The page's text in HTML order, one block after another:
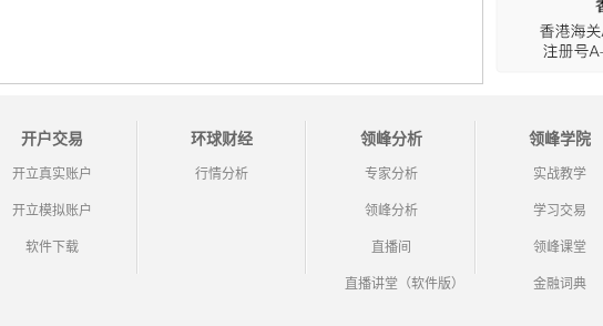
开户交易
开立真实账户
开立模拟账户
软件下载
环球财经
行情分析
领峰分析
专家分析
领峰分析
直播间
直播讲堂（软件版）
领峰学院
实战教学
学习交易
领峰课堂
金融词典